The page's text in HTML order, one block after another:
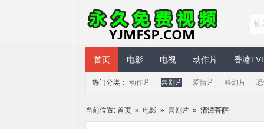
永久免费视频
首页 电影 电视 动作片 香港
热门分类： 动作片 喜剧片 爱情片 科幻片
当前位置: 首页 » 电影 » 喜剧片 » 清潭菩萨